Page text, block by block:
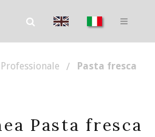
Pasta fresca
Pasta fresca